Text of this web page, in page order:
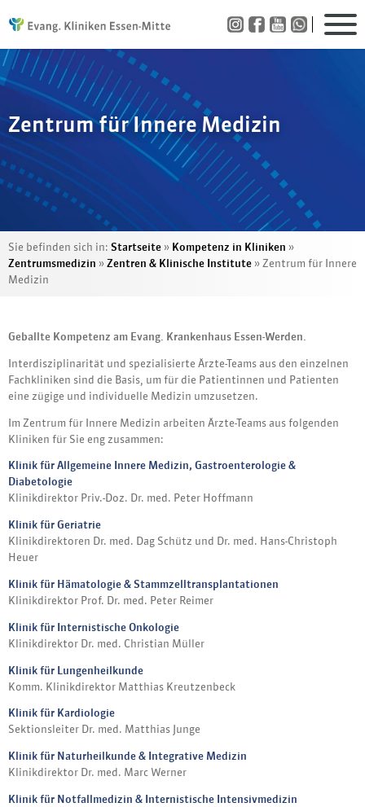
Zentrum für Innere Medizin
Sie befinden sich in: Startseite » Kompetenz in Kliniken »
Zentrumsmedizin »Zentren & Klinische Institute »Zentrum für Innere
Medizin
Geballte Kompetenz am Evang. Krankenhaus Essen-Werden.
Interdisziplinarität und spezialisierte Ärzte-Teams aus den einzelnen
Fachkliniken sind die Basis, um für die Patientinnen und Patienten
eine zügige und individuelle Medizin umzusetzen.
Im Zentrum für Innere Medizin arbeiten Ärzte-Teams aus folgenden
Kliniken für Sie eng zusammen:
Klinik für Allgemeine Innere Medizin, Gastroenterologie &
Diabetologie
Klinikdirektor Priv.-Doz. Dr. med. Peter Hoffmann
Klinik für Geriatrie
Klinikdirektoren Dr. med. Dag Schütz und Dr. med. Hans-Christoph
Heuer
Klinik für Hämatologie & Stammzelltransplantationen
Klinikdirektor Prof. Dr. med. Peter Reimer
Klinik für Internistische Onkologie
Klinikdirektor Dr. med. Christian Müller
Klinik für Lungenheilkunde
Komm. Klinikdirektor Matthias Kreutzenbeck
Klinik für Kardiologie
Sektionsleiter Dr. med. Matthias Junge
Klinik für Naturheilkunde & Integrative Medizin
Klinikdirektor Dr. med. Marc Werner
Klinik für Notfallmedizin & Internistische Intensivmedizin